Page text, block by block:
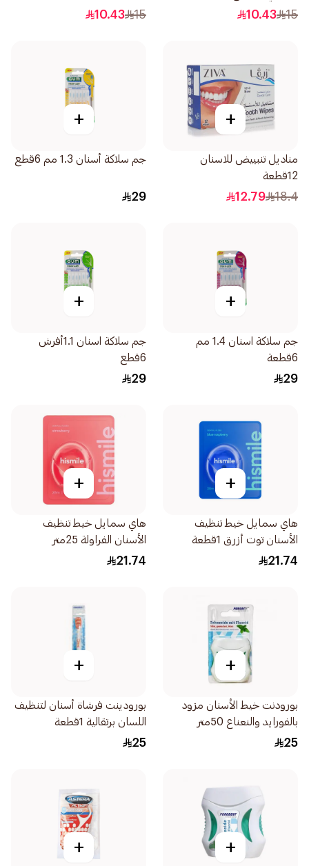
15
10.43
15
10.43
+
مناديل تنبييض للاسنان
12قطعة
18.4
12.79
+
جم سلاكة أسنان 1.3 مم 6قطع
29
+
جم سلاكة اسنان 1.4 مم
6قطعة
29
+
جم سلاكة اسنان 1.1أفرش
6قطع
29
+
هاي سمايل خيط تنظيف
الأسنان توت أزرق 1قطعة
21.74
+
هاي سمايل خيط تنظيف
الأسنان الفراولة 25متر
21.74
+
بورودنت خيط الأسنان مزود
بالفورايد والنعناع 50متر
25
+
بورودينت فرشاة أسنان لتنظيف
اللسان برتقالية 1قطعة
25
+
+